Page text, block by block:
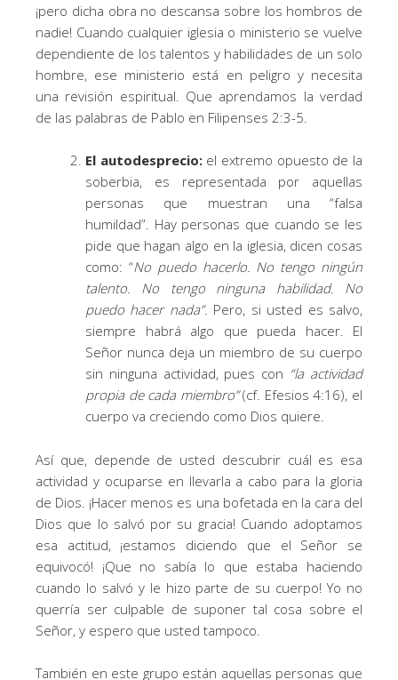
¡pero dicha obra no descansa sobre los hombros de
nadie! Cuando cualquier iglesia o ministerio se vuelve
dependiente de los talentos y habilidades de un solo
hombre, ese ministerio está en peligro y necesita
una revisión espiritual. Que aprendamos la verdad
de las palabras de Pablo en Filipenses 2:3-5.
El autodesprecio:el extremo opuesto de la
soberbia, es representada por aquellas
personas que muestran una “falsa
humildad”. Hay personas que cuando se les
pide que hagan algo en la iglesia, dicen cosas
como: “No puedo hacerlo. No tengo ningún
talento. No tengo ninguna habilidad. No
puedo hacer nada”. Pero, si usted es salvo,
siempre habrá algo que pueda hacer. El
Señor nunca deja un miembro de su cuerpo
sin ninguna actividad, pues con “la actividad
propia de cada miembro”(cf. Efesios 4:16), el
cuerpo va creciendo como Dios quiere.
Así que, depende de usted descubrir cuál es esa
actividad y ocuparse en llevarla a cabo para la gloria
de Dios. ¡Hacer menos es una bofetada en la cara del
Dios que lo salvó por su gracia! Cuando adoptamos
esa actitud, ¡estamos diciendo que el Señor se
equivocó! ¡Que no sabía lo que estaba haciendo
cuando lo salvó y le hizo parte de su cuerpo! Yo no
querría ser culpable de suponer tal cosa sobre el
Señor, y espero que usted tampoco.
También en este grupo están aquellas personas que